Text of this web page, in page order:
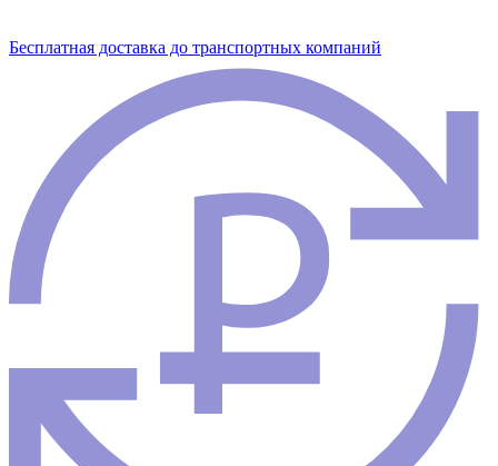
Бесплатная доставка до транспортных компаний